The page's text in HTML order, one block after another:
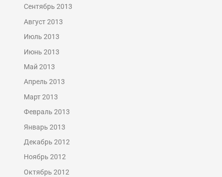
Сентябрь 2013
Август 2013
Июль 2013
Июнь 2013
Май 2013
Апрель 2013
Март 2013
Февраль 2013
Январь 2013
Декабрь 2012
Ноябрь 2012
Октябрь 2012